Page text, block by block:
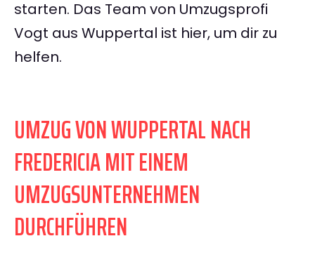
starten. Das Team von Umzugsprofi
Vogt aus Wuppertal ist hier, um dir zu
helfen.
UMZUG VON WUPPERTAL NACH
FREDERICIA MIT EINEM
UMZUGSUNTERNEHMEN
DURCHFÜHREN